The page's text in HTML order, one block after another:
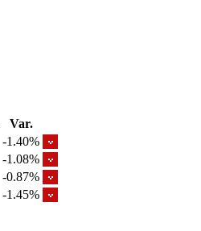
Var.
-1.40%
-1.08%
-0.87%
-1.45%